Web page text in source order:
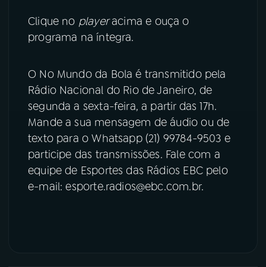
Clique no playeracima e ouça o
programa na íntegra.
O No Mundo da Bola é transmitido pela
Rádio Nacional do Rio de Janeiro, de
segunda a sexta-feira, a partir das 17h.
Mande a sua mensagem de áudio ou de
texto para o Whatsapp (21) 99784-9503 e
participe das transmissões. Fale com a
equipe de Esportes das Rádios EBC pelo
e-mail: esporte.radios@ebc.com.br.